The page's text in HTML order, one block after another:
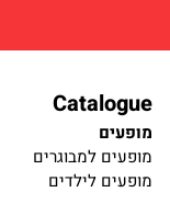
Catalogue
מופעים
מופעים למבוגרים
מופעים לילדים